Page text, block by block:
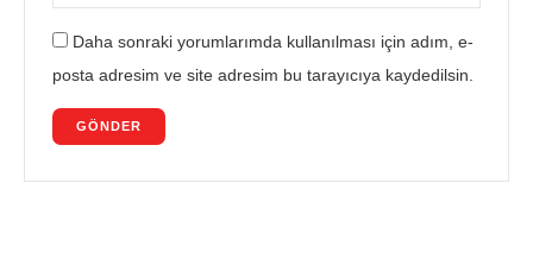
Daha sonraki yorumlarımda kullanılması için adım, e-
posta adresim ve site adresim bu tarayıcıya kaydedilsin.